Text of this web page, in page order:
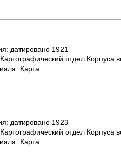
датировано 1921
Картографический отдел Корпуса
Карта
датировано 1923
Картографический отдел Корпуса
Карта